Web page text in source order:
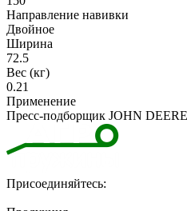
Направление навивки
Двойное
Ширина
72.5
Вес (кг)
0.21
Применение
Пресс-подборщик JOHN
Присоединяйтесь: